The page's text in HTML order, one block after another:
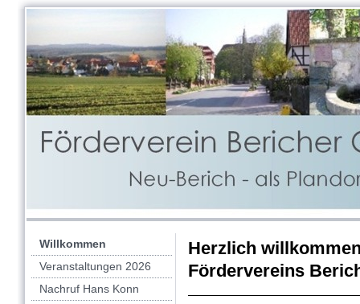
Willkommen
Veranstaltungen 2026
Nachruf Hans Konn
Herzlich
Fördervereins